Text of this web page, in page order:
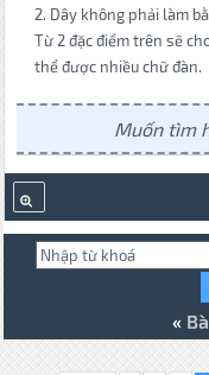
2. Dây không phải làm
Từ 2 đặc điểm trên sẽ
thể được nhiều chữ đàn.
Muốn tìm
«